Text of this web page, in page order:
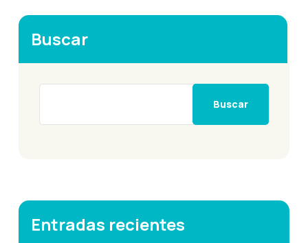
Buscar
Buscar
Entradas recientes